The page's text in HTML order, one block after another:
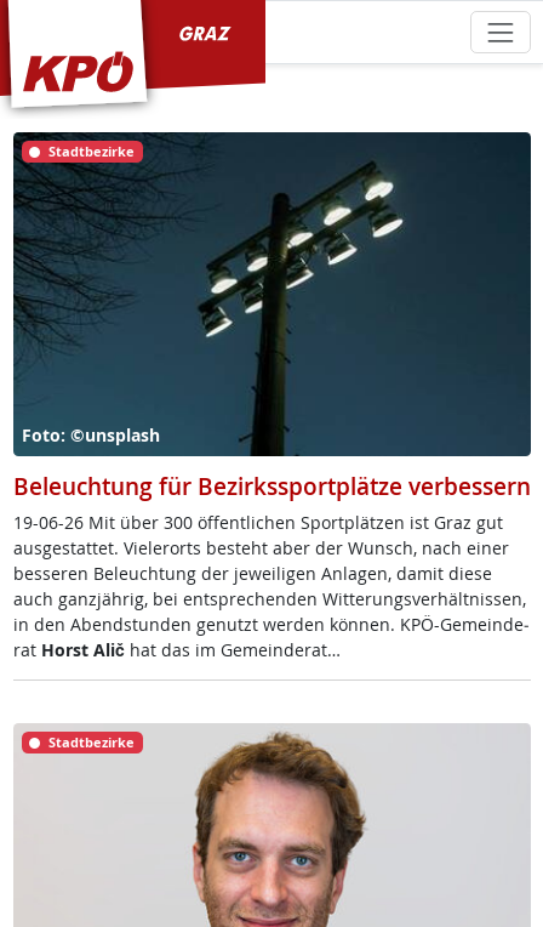
Stadtbezirke
Foto: ©unsplash
Beleuchtung für Bezirkssportplätze verbessern
19-06-26 Mit über 300 öf­f­ent­li­chen Sport­plät­zen ist Graz gut
aus­ge­stat­tet. Vie­ler­orts be­steht aber der Wunsch, nach ei­ner
bes­se­ren Be­leuch­tung der je­wei­li­gen An­la­gen, da­mit die­se
auch ganz­jäh­rig, bei ent­sp­re­chen­den Wit­te­rungs­ver­hält­nis­sen,
in den Abend­stun­den ge­nutzt wer­den kön­nen. KPÖ-Ge­mein­de­
rat Horst Alič hat das im Ge­mein­de­rat…
Stadtbezirke